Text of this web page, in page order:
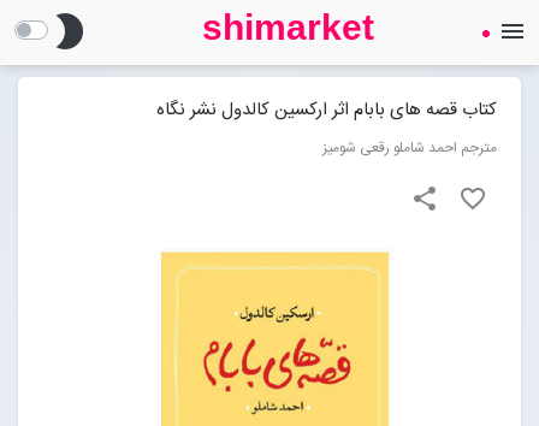
SHIMARKET
فروشگاه اینترنتی کتاب
brightness_2 shimarket menu
کتاب قصه های بابام اثر ارکسین کالدول نشر نگاه
مترجم احمد شاملو رقعی شومیز
favorite_border
share